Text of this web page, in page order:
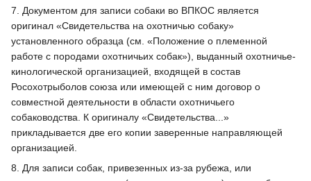
7. Документом для записи собаки во ВПКОС является
оригинал «Свидетельства на охотничью собаку»
установленного образца (см. «Положение о племенной
работе с породами охотничьих собак»), выданный охотничье-
кинологической организацией, входящей в состав
Росохотрыболов союза или имеющей с ним договор о
совместной деятельности в области охотничьего
собаководства. К оригиналу «Свидетельства...»
прикладывается две его копии заверенные направляющей
организацией.
8. Для записи собак, привезенных из-за рубежа, или